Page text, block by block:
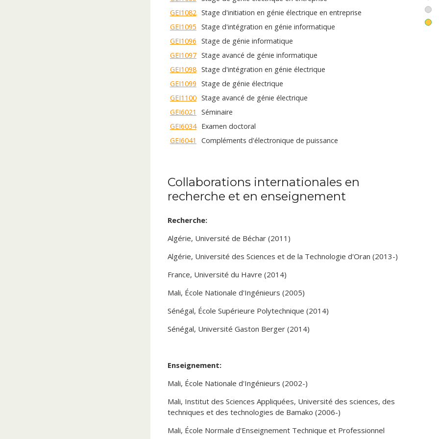
GEI1082 Stage d'initiation en génie électrique en entreprise
GEI1095 Stage d'intégration en génie informatique
GEI1096 Stage de génie informatique
GEI1097 Stage avancé de génie informatique
GEI1098 Stage d'intégration en génie électrique
GEI1099 Stage de génie électrique
GEI1100 Stage avancé de génie électrique
GEI6021
Séminaire
GEI6034 Examen doctoral
GEI6041
Compléments d'électronique de puissance
Collaborations internationales en
recherche et en enseignement
Recherche:
Algérie, Université de Béchar (2011)
Algérie, Université des Sciences et de la Technologie d'Oran (2013-)
France, Université du Havre (2014)
Mali, École Nationale d'Ingénieurs (2005)
Sénégal, École Supérieure Polytechnique (2014)
Sénégal, Université Gaston Berger (2014)
Enseignement:
Mali, École Nationale d'Ingénieurs (2002-)
Mali, Institut des Sciences Appliquées, Université des sciences, des
techniques et des technologies de Bamako (2006-)
Mali, École Normale d'Enseignement Technique et Professionnel